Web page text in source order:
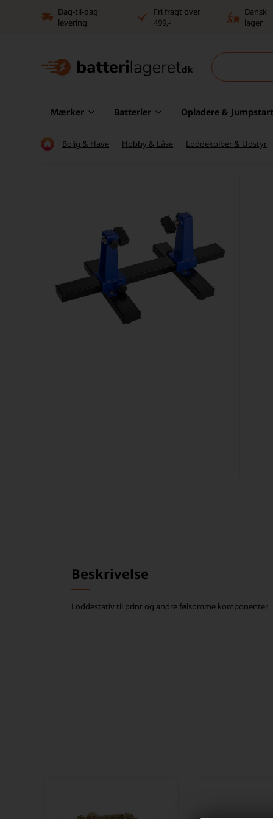
Dag-til-dag
levering
Fri fragt over
499,-
Dansk
lager
Mærker Batterier Opladere &
Bolig & Have Hobby & Låse Loddekolber & Udstyr
Beskrivelse
Loddestativ til print og andre følsomme komponenter